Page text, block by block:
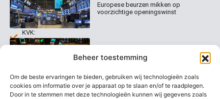
Beheer toestemming
Om de beste ervaringen te bieden, gebruiken wij technologieën zoals
cookies om informatie over je apparaat op te slaan en/of te raadplegen.
Door in te stemmen met deze technologieën kunnen wij gegevens zoals
Contact
Welk
abonnement
kiezen
0020
info@beurstrader.nl
KVK:
99197022
Europese beurzen mikken op
voorzichtige openingswinst
Europese beurzen blijven dicht bij
recordstanden